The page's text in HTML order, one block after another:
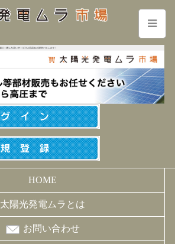
HOME
太陽光発電ムラとは
お問い合わせ